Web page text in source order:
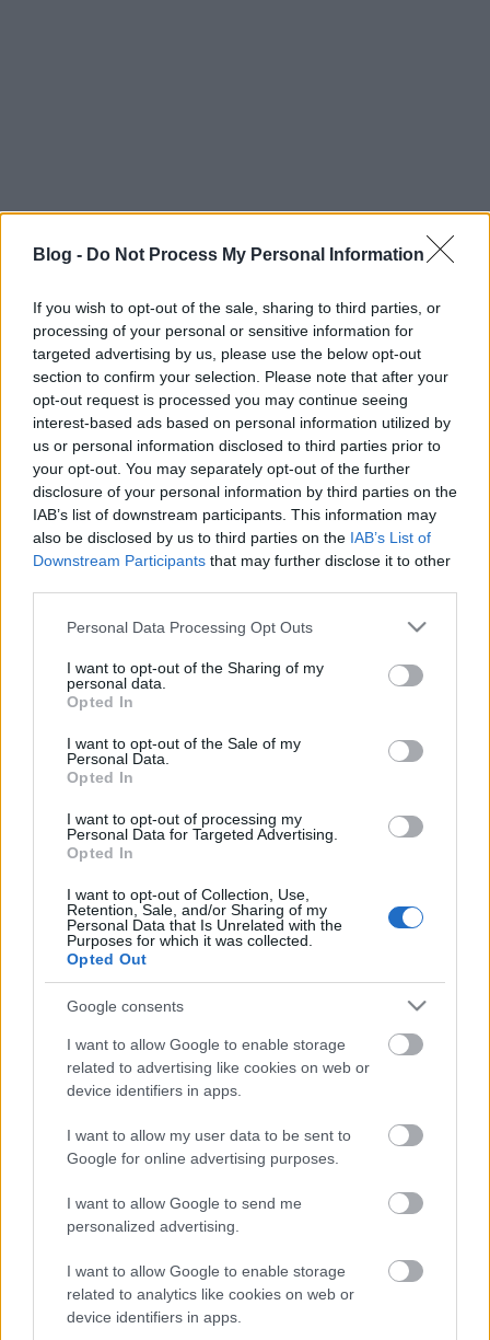
Blog - Do Not Process My Personal Information
If you wish to opt-out of the sale, sharing to third parties, or
processing of your personal or sensitive information for
targeted advertising by us, please use the below opt-out
section to confirm your selection. Please note that after your
opt-out request is processed you may continue seeing
interest-based ads based on personal information utilized by
us or personal information disclosed to third parties prior to
your opt-out. You may separately opt-out of the further
disclosure of your personal information by third parties on the
IAB’s list of downstream participants. This information may
also be disclosed by us to third parties on the IAB’s List of
Downstream Participants that may further disclose it to other
Please note that this website/app uses one or more Google
not limited to your visit or usage behaviour. You may click to
grant or deny consent to Google and its third-party tags to
use your data for below specified purposes in below Google
consent section.
Personal Data Processing Opt Outs
I want to opt-out of the Sharing of my
personal data.
Opted In
I want to opt-out of the Sale of my
Personal Data.
Opted In
I want to opt-out of processing my
Personal Data for Targeted Advertising.
Opted In
I want to opt-out of Collection, Use,
Retention, Sale, and/or Sharing of my
Personal Data that Is Unrelated with the
Purposes for which it was collected.
Opted Out
Google consents
I want to allow Google to enable storage
related to advertising like cookies on web or
device identifiers in apps.
I want to allow my user data to be sent to
Google for online advertising purposes.
I want to allow Google to send me
personalized advertising.
I want to allow Google to enable storage
related to analytics like cookies on web or
device identifiers in apps.
Hogy az ünneplés valóban közös élmény legyen, az
első 100 vendég a bejáratnál virágszirmot és
mécsest kap. A zenekar 21.30-kor a közönséggel kört
alkotva elénekli a cigányság himnuszát, majd
mécseseket és virágszirmokat bocsát vízre - mindezt
a Corvintető teraszán!
Parno Graszt koncertpénteken(04.10) a Corvintetőn
21.00-től.
A koncertre a belépés 800 Ft.
Címkék:ünnep program
Ajánlott bejegyzések:
Kéz a kézbe...
Zavaros
Hé, Tábornok úr!